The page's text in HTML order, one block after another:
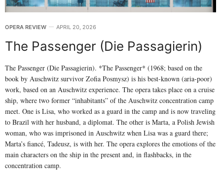
OPERA REVIEW APRIL 20, 2026
The Passenger (Die Passagierin)
The Passenger (Die Passagierin). *The Passenger* (1968; based on the
book by Auschwitz survivor Zofia Posmysz) is his best-known (aria-poor)
work, based on an Auschwitz experience. The opera takes place on a cruise
ship, where two former “inhabitants” of the Auschwitz concentration camp
meet. One is Lisa, who worked as a guard in the camp and is now traveling
to Brazil with her husband, a diplomat. The other is Marta, a Polish Jewish
woman, who was imprisoned in Auschwitz when Lisa was a guard there;
Marta’s fiancé, Tadeusz, is with her. The opera explores the emotions of the
main characters on the ship in the present and, in flashbacks, in the
concentration camp.